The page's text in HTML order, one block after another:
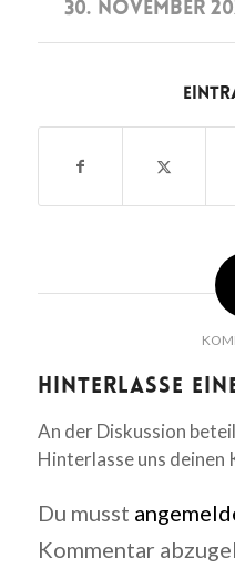
30. NOVEMBER
/
Hinterlasse
An der Diskussion
Hinterlasse uns deinen
Du musst
Kommentar